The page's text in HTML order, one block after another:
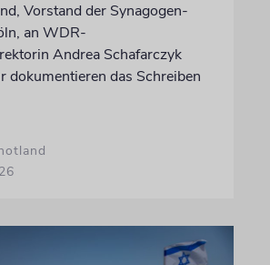
Vorstand der Synagogen-
an WDR-
Andrea Schafarczyk
dokumentieren das Schreiben